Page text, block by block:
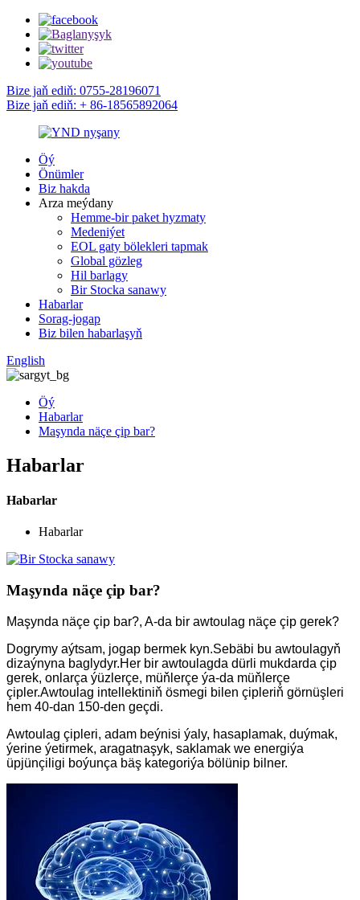
Bize jaň ediň: 0755-28196071
Bize jaň ediň: + 86-18565892064
Öý
Önümler
Biz hakda
Arza meýdany
Hemme-bir paket hyzmaty
Medeniýet
EOL gaty bölekleri tapmak
Global gözleg
Hil barlagy
Bir Stocka sanawy
Habarlar
Sorag-jogap
Biz bilen habarlaşyň
English
Öý
Habarlar
Maşynda näçe çip bar?
Habarlar
Habarlar
Habarlar
Maşynda näçe çip bar?
Maşynda näçe çip bar?, A-da bir awtoulag näçe çip gerek?
Dogrymy aýtsam, jogap bermek kyn.Sebäbi bu awtoulagyň
dizaýnyna baglydyr.Her bir awtoulagda dürli mukdarda çip
gerek, onlarça ýüzlerçe, müňlerçe ýa-da müňlerçe
çipler.Awtoulag intellektiniň ösmegi bilen çipleriň görnüşleri
hem 40-dan 150-den geçdi.
Awtoulag çipleri, adam beýnisi ýaly, hasaplamak, duýmak,
ýerine ýetirmek, aragatnaşyk, saklamak we energiýa
üpjünçiligi boýunça bäş kategoriýa bölünip bilner.